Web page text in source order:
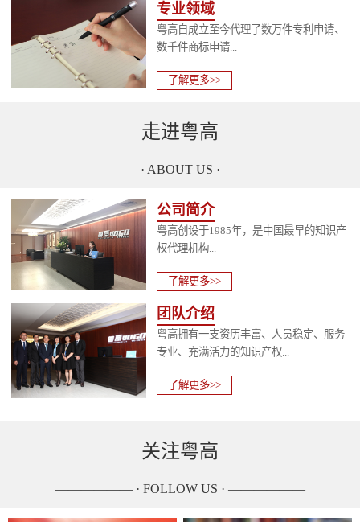
专业领域
粤高自成立至今代理了数万件专利申请、
数千件商标申请...
了解更多>>
走进粤高
—————— · ABOUT US · ——————
公司简介
粤高创设于1985年，是中国最早的知识产
权代理机构...
了解更多>>
团队介绍
粤高拥有一支资历丰富、人员稳定、服务
专业、充满活力的知识产权...
了解更多>>
关注粤高
—————— · FOLLOW US · ——————